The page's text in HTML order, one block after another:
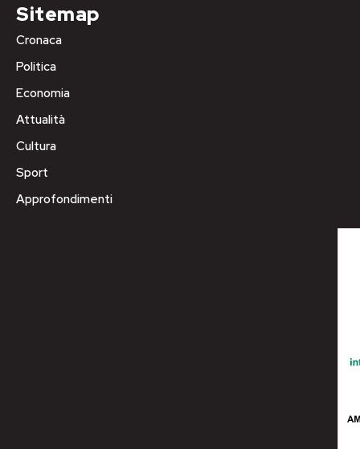
Sitemap
Cronaca
Politica
Economia
Attualità
Cultura
Sport
Approfondimenti